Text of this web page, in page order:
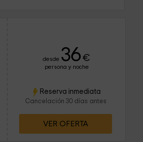
desde 36 €
persona y noche
Reserva inmediata
Cancelación 30 días antes
VER OFERTA